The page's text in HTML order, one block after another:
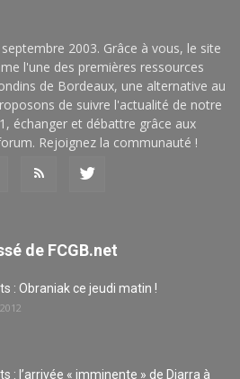
2003. Grâce à vous, le site
l'une des premières ressources
de Bordeaux, une alternative au
de suivre l'actualité de notre
échanger et débattre grâce aux
Rejoignez la communauté !
de FCGB.net
: Obraniak ce jeudi matin !
: l’arrivée « imminente » de Diarra à